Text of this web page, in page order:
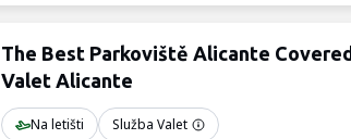
The Best Parkoviště Alicante Covered
Valet Alicante
Na letišti Služba Valet